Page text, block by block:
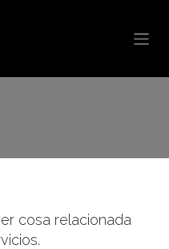
cosa relacionada